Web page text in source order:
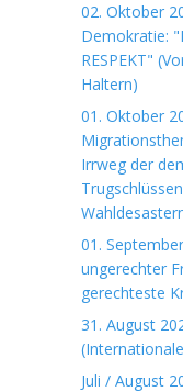
02. Oktober
Demokratie:
RESPEKT"
Haltern)
01. Oktober
Irrweg der
01.
ungerechter
gerechteste
31. August
Juli / August